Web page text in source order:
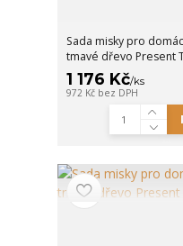
Sada misky pro
tmavé dřevo Present
1 176 Kč/ks
972 Kč bez DPH